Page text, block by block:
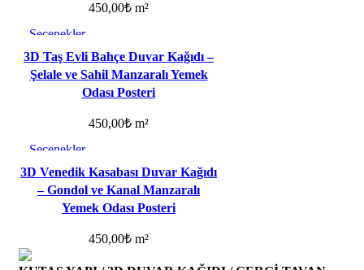
450,00₺ m²
Seçenekler
Favorilere ekle
3D Taş Evli Bahçe Duvar Kağıdı –
Şelale ve Sahil Manzaralı Yemek
Odası Posteri
450,00₺ m²
Seçenekler
Favorilere ekle
3D Venedik Kasabası Duvar Kağıdı
– Gondol ve Kanal Manzaralı
Yemek Odası Posteri
450,00₺ m²